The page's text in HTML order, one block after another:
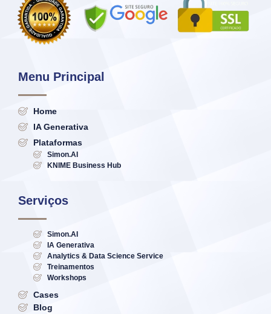
Menu Principal
Home
IA Generativa
Plataformas
Simon.AI
KNIME Business Hub
Serviços
Simon.AI
IA Generativa
Analytics & Data Science Service
Treinamentos
Workshops
Cases
Blog